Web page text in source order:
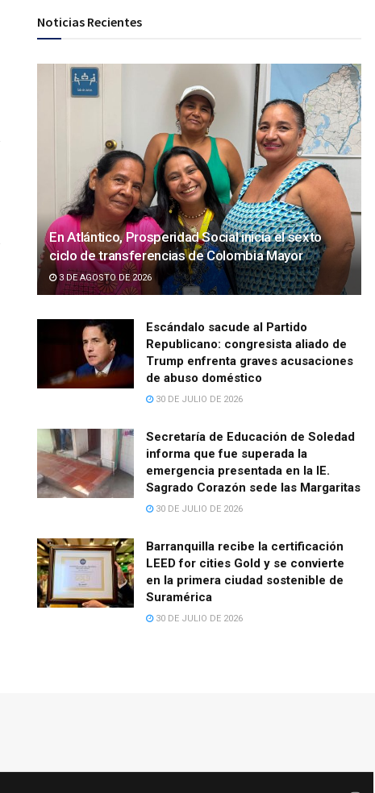
Noticias Recientes
En Atlántico, Prosperidad Social inicia el sexto
ciclo de transferencias de Colombia Mayor
3 DE AGOSTO DE 2026
Escándalo sacude al Partido
Republicano: congresista aliado de
Trump enfrenta graves acusaciones
de abuso doméstico
30 DE JULIO DE 2026
Secretaría de Educación de Soledad
informa que fue superada la
emergencia presentada en la IE.
Sagrado Corazón sede las Margaritas
30 DE JULIO DE 2026
Barranquilla recibe la certificación
LEED for cities Gold y se convierte
en la primera ciudad sostenible de
Suramérica
30 DE JULIO DE 2026